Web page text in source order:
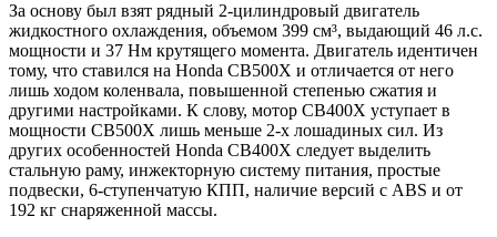
За основу был взят рядный 2-цилиндровый двигатель
жидкостного охлаждения, объемом 399 см³, выдающий 46 л.с.
мощности и 37 Нм крутящего момента. Двигатель идентичен
тому, что ставился на Honda CB500X и отличается от него
лишь ходом коленвала, повышенной степенью сжатия и
другими настройками. К слову, мотор CB400X уступает в
мощности CB500X лишь меньше 2-х лошадиных сил. Из
других особенностей Honda CB400X следует выделить
стальную раму, инжекторную систему питания, простые
подвески, 6-ступенчатую КПП, наличие версий с ABS и от
192 кг снаряженной массы.